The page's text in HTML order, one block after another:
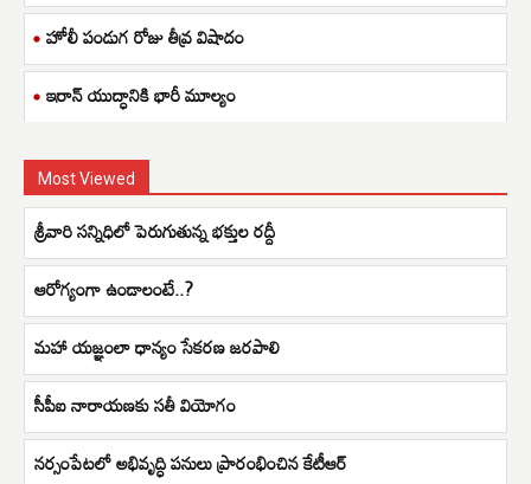
హోలీ పండుగ రోజు తీవ్ర విషాదం
ఇరాన్ యుద్ధానికి భారీ మూల్యం
Most Viewed
శ్రీవారి సన్నిధిలో పెరుగుతున్న భక్తుల రద్దీ
ఆరోగ్యంగా ఉండాలంటే..?
మహా యజ్ఞంలా ధాన్యం సేకరణ జరపాలి
సీపీఐ నారాయణకు సతీ వియోగం
నర్సంపేటలో అభివృద్ధి పనులు ప్రారంభించిన కేటీఆర్